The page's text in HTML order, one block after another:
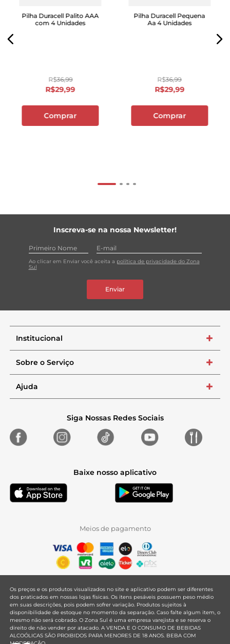
Pilha Duracell Palito AAA
com 4 Unidades
R$36,99
R$29,99
Comprar
Pilha Duracell Pequena
Aa 4 Unidades
R$36,99
R$29,99
Comprar
Inscreva-se na nossa Newsletter!
Ao clicar em Enviar você aceita a política de privacidade do Zona
Sul
Enviar
Institucional +
Sobre o Serviço +
Ajuda +
Siga Nossas Redes Sociais
Baixe nosso aplicativo
Meios de pagamento
Os preços e os produtos visualizados no site e aplicativo podem ser diferentes
dos praticados em nossas lojas físicas. Os itens pesáveis possuem peso médio
em suas descrições, pois podem sofrer variação. Produtos sujeitos à
disponibilidade de estoque no momento da separação. Caso falte algum item, o
mesmo não será cobrado. O Zona Sul é uma empresa varejista e se reserva o
direito de não vender por atacado. A VENDA E O CONSUMO DE BEBIDAS
ALCOÓLICAS SÃO PROIBIDOS PARA MENORES DE 18 ANOS. BEBA COM